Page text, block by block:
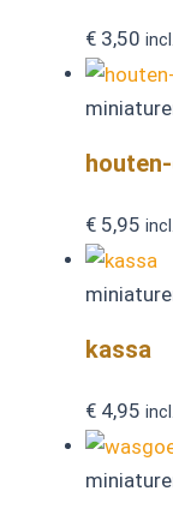
€ 3,50
€ 5,95
kassa
€ 4,95